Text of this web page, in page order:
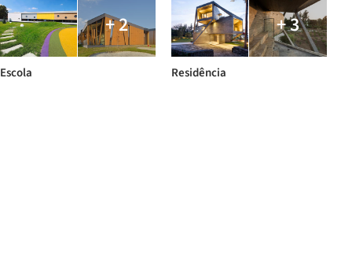
+ 2
Escola
+ 3
Residência